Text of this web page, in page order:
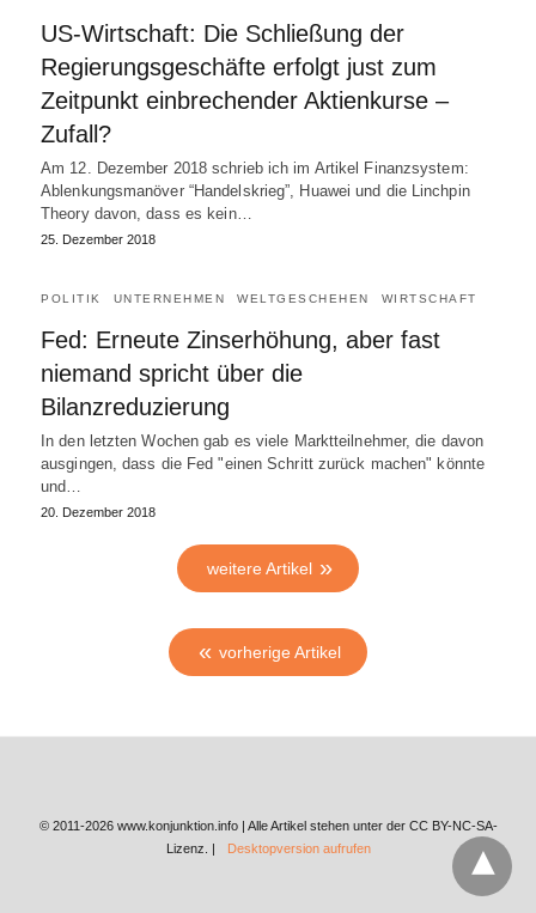
US-Wirtschaft: Die Schließung der
Regierungsgeschäfte erfolgt just zum
Zeitpunkt einbrechender Aktienkurse –
Zufall?
Am 12. Dezember 2018 schrieb ich im Artikel Finanzsystem:
Ablenkungsmanöver “Handelskrieg”, Huawei und die Linchpin
Theory davon, dass es kein…
25. Dezember 2018
POLITIK UNTERNEHMEN WELTGESCHEHEN WIRTSCHAFT
Fed: Erneute Zinserhöhung, aber fast
niemand spricht über die
Bilanzreduzierung
In den letzten Wochen gab es viele Marktteilnehmer, die davon
ausgingen, dass die Fed "einen Schritt zurück machen" könnte
und…
20. Dezember 2018
weitere Artikel
vorherige Artikel
© 2011-2026 www.konjunktion.info | Alle Artikel stehen unter der CC BY-NC-SA-
Lizenz. |
Desktopversion aufrufen